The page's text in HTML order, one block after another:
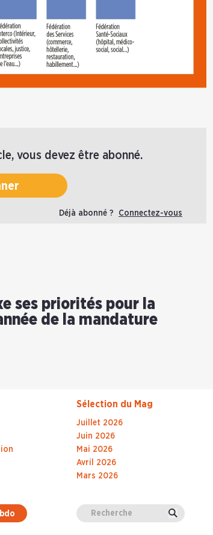
vous devez être abonné.
Déjà abonné ? Connectez-vous
ses priorités pour la
de la mandature
Sélection du Mag
Juillet 2026
Juin 2026
Mai 2026
Avril 2026
Mars 2026
Valider